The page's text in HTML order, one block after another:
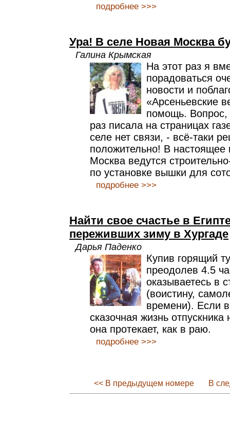
подробнее >>>
Ура! В селе Новая Москва
Галина Крымская
На этот раз я
порадоваться
новости и
«Арсеньевские
помощь. Вопрос,
раз писала на страницах
селе нет связи, - всё-таки
положительно! В
Москва ведутся
по установке вышки для
подробнее >>>
Найти свое счастье в
переживших зиму в Хургаде
Дарья Паденко
Купив горящий
преодолев 4.5
оказываетесь в
(воистину,
времени). Если
сказочная жизнь
она протекает, как в раю.
подробнее >>>
<< В предыдущем номере В